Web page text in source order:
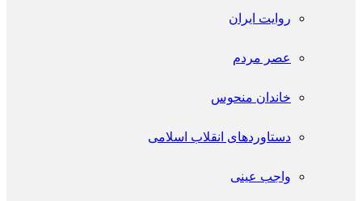
روایت ایران
عصر مردم
خاندان منحوس
دستاوردهای انقلاب اسلامی
واجب عینی